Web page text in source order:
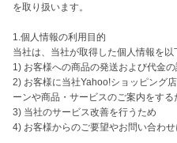
を取り扱います。
1.個人情報の利用目的
当社は、当社が取得した個人情報を以
1) お客様への商品の発送および代金
2) お客様に当社Yahoo!ショッピング
ーンや商品・サービスのご案内をする
3) 当社のサービス改善を行うため
4) お客様からのご要望やお問い合わ